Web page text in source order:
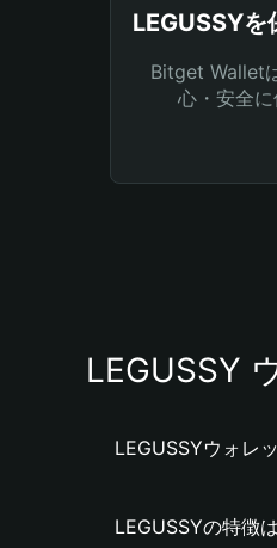
LEGUSSYを
Bitget Wallet
心・安全に
LEGUSSY
LEGUSSYウォレ
LEGUSSYの特徴